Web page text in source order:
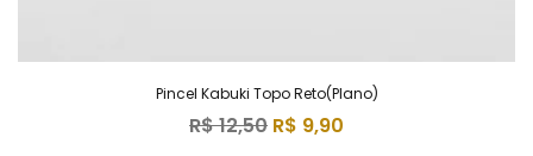
Pincel Kabuki Topo Reto(Plano)
R$12,50 R$ 9,90